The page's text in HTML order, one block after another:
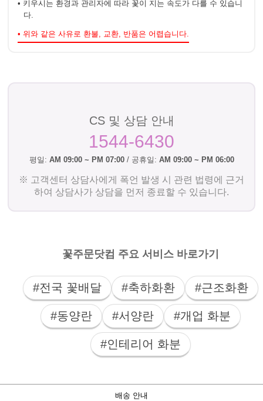
• 키우시는 환경과 관리자에 따라 꽃이 지는 속도가 다를 수 있습니
다.
• 위와 같은 사유로 환불, 교환, 반품은 어렵습니다.
CS 및 상담 안내
1544-6430
평일: AM 09:00 ~ PM 07:00 / 공휴일: AM 09:00 ~ PM 06:00
※ 고객센터 상담사에게 폭언 발생 시 관련 법령에 근거
하여 상담사가 상담을 먼저 종료할 수 있습니다.
꽃주문닷컴 주요 서비스 바로가기
#전국 꽃배달 #축하화환 #근조화환
#동양란 #서양란 #개업 화분
#인테리어 화분
배송 안내